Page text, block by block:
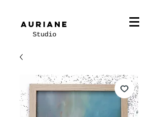
Auriane
Studio